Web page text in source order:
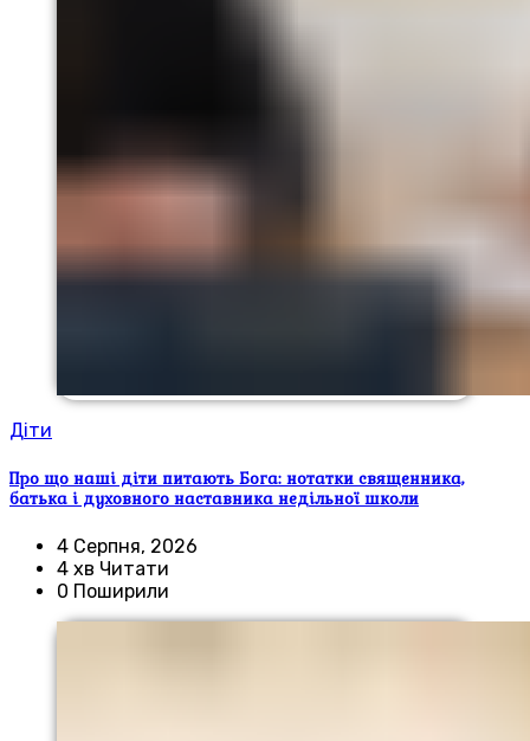
Діти
Про що наші діти питають Бога: нотатки священника,
батька і духовного наставника недільної школи
4 Серпня, 2026
4 хв Читати
0 Поширили